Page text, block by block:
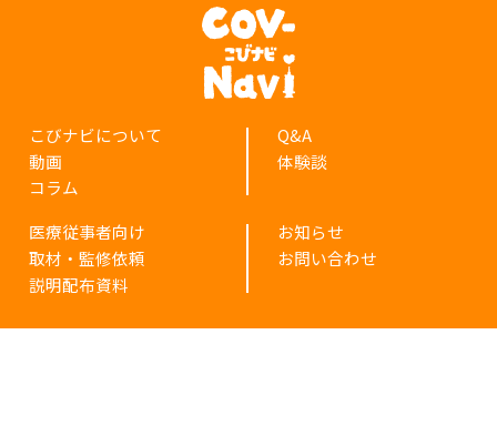
こびナビについて
動画
コラム
Q&A
体験談
医療従事者向け
取材・監修依頼
説明配布資料
お知らせ
お問い合わせ